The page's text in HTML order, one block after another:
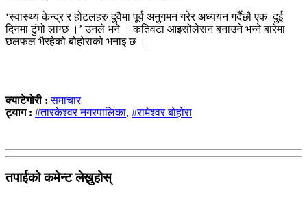
‘स्वास्थ्य केन्द्र र होटलहरु दुवैमा पूर्व अनुगमन गरेर अध्ययन गर्दैछौं एक–दुई
दिनमा टुंगो लाग्छ ।’ उनले भने । कतिवटा आइसोलेसन बनाउने भन्ने बारेमा
छलफल भैरहेको बोहोराको भनाइ छ ।
क्याटेगोरी :समाचार
ट्याग : #तारकेश्वर नगरपालिका, #रामेश्वर बोहोरा
तपाईको कमेन्ट लेख्नुहोस्